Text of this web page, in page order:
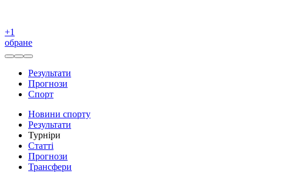
+1
обране
Результати
Прогнози
Спорт
Новини спорту
Результати
Турніри
Статті
Прогнози
Трансфери